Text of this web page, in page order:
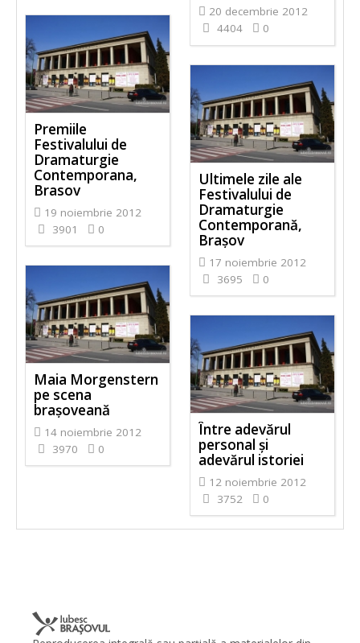
20 decembrie 2012
4404
0
Premiile
Festivalului de
Dramaturgie
Contemporana,
Brasov
19 noiembrie 2012
3901
0
Ultimele zile ale
Festivalului de
Dramaturgie
Contemporană,
Braşov
17 noiembrie 2012
3695
0
Maia Morgenstern
pe scena
braşoveană
14 noiembrie 2012
3970
0
Între adevărul
personal şi
adevărul istoriei
12 noiembrie 2012
3752
0